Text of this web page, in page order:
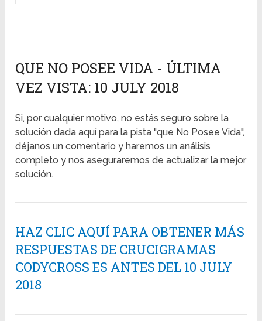
QUE NO POSEE VIDA - ÚLTIMA
VEZ VISTA: 10 JULY 2018
Si, por cualquier motivo, no estás seguro sobre la
solución dada aquí para la pista "que No Posee Vida",
déjanos un comentario y haremos un análisis
completo y nos aseguraremos de actualizar la mejor
solución.
HAZ CLIC AQUÍ PARA OBTENER MÁS
RESPUESTAS DE CRUCIGRAMAS
CODYCROSS ES ANTES DEL 10 JULY
2018